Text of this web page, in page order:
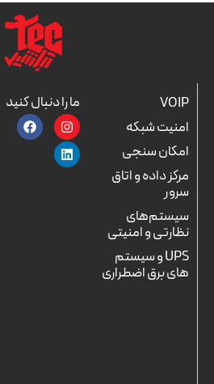
VOIP
امنیت شبکه
امکان سنجی
مرکز داده و اتاق
سرور
سیستم‌های
نظارتی و امنیتی
UPS و سیستم
های برق اضطراری
ما را دنبال کنید
I
n
s
t
a
F
a
c
L
i
n
k
e